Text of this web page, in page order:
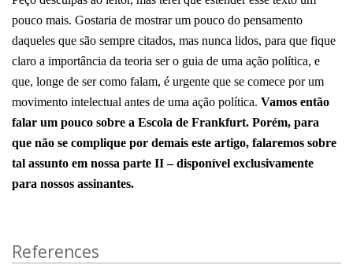
pouco mais. Gostaria de mostrar um pouco do pensamento
daqueles que são sempre citados, mas nunca lidos, para que fique
claro a importância da teoria ser o guia de uma ação política, e
que, longe de ser como falam, é urgente que se comece por um
movimento intelectual antes de uma ação política. Vamos então
falar um pouco sobre a Escola de Frankfurt. Porém, para
que não se complique por demais este artigo, falaremos sobre
tal assunto em nossa parte II – disponível exclusivamente
para nossos assinantes.
References